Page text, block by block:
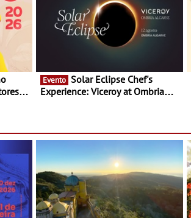
Evento
Experience: Viceroy at Ombria